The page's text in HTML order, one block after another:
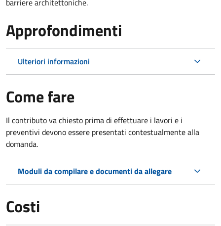
Approfondimenti
Ulteriori informazioni
Come fare
Il contributo va chiesto prima di effettuare i lavori e i
preventivi devono essere presentati contestualmente alla
domanda.
Moduli da compilare e documenti da allegare
Costi